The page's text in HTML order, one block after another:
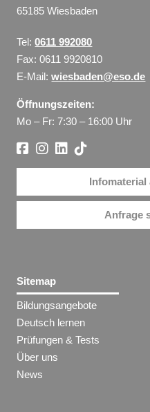
65185 Wiesbaden
Tel:0611 992080
Fax: 0611 9920810
E-Mail:wiesbaden@eso.de
Öffnungszeiten:
Mo – Fr: 7:30 – 16:00 Uhr
Infomaterial
Anfrage
Sitemap
Bildungsangebote
Deutsch lernen
Prüfungen & Tests
Über uns
News